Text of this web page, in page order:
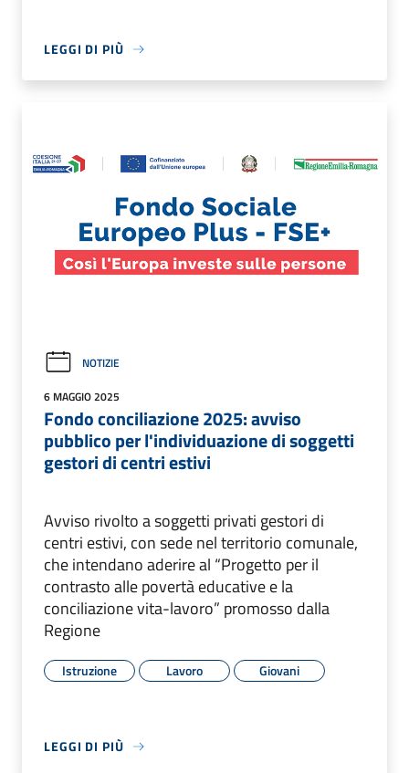
LEGGI DI PIÙ
NOTIZIE
6 MAGGIO 2025
Fondo conciliazione 2025: avviso
pubblico per l'individuazione di soggetti
gestori di centri estivi
Avviso rivolto a soggetti privati gestori di
centri estivi, con sede nel territorio comunale,
che intendano aderire al “Progetto per il
contrasto alle povertà educative e la
conciliazione vita-lavoro” promosso dalla
Regione
Istruzione Lavoro Giovani
LEGGI DI PIÙ